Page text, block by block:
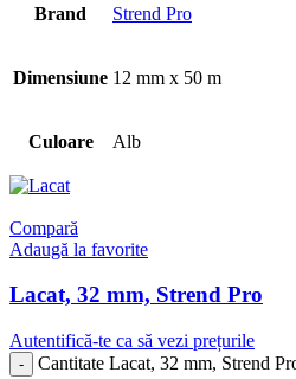
Brand Strend Pro
Dimensiune 12 mm x 50 m
Culoare Alb
Compară
Adaugă la favorite
Lacat, 32 mm, Strend Pro
Autentifică-te ca să vezi prețurile
Cantitate Lacat, 32 mm, Strend